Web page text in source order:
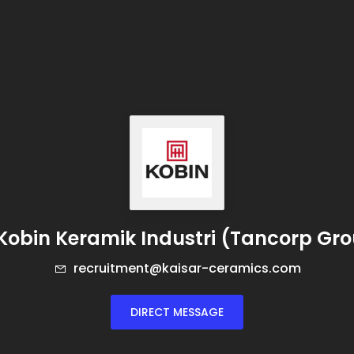
Keramik Industri (Tancorp
recruitment@kaisar-ceramics.com
DIRECT MESSAGE